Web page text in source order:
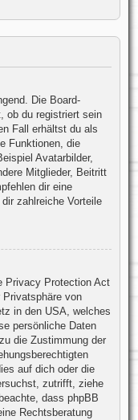
Die Board-
ob du registriert sein
Fall erhältst du als
Funktionen, die
Avatarbilder,
Mitglieder, Beitritt
dir eine
zahlreiche Vorteile
Privacy Protection Act
von
in den USA, welches
persönliche Daten
die Zustimmung der
auf dich oder die
zutrifft, ziehe
dass phpBB
Rechtsberatung